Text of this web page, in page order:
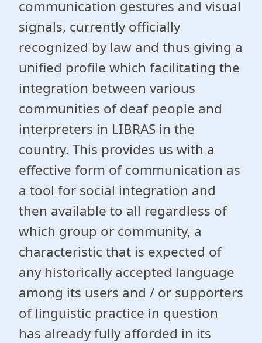
communication gestures and visual
signals, currently officially
recognized by law and thus giving a
unified profile which facilitating the
integration between various
communities of deaf people and
interpreters in LIBRAS in the
country. This provides us with a
effective form of communication as
a tool for social integration and
then available to all regardless of
which group or community, a
characteristic that is expected of
any historically accepted language
among its users and / or supporters
of linguistic practice in question
has already fully afforded in its